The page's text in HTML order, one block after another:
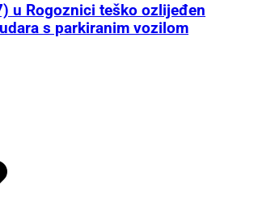
u Rogoznici teško ozlijeđen
s parkiranim vozilom